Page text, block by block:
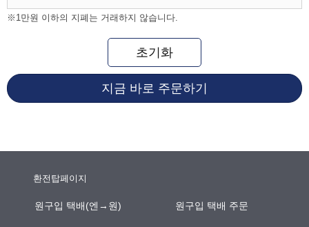
※1만원 이하의 지폐는 거래하지 않습니다.
초기화
지금 바로 주문하기
환전탑페이지
원구입 택배(엔→원) 원구입 택배 주문